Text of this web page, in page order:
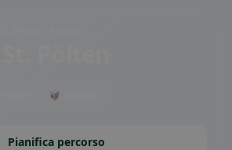
🥡 Asporto
Pianifica percorso